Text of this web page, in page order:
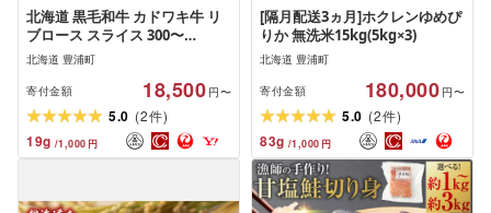
北海道 黒毛和牛 カドワキ牛 リ
ブロース スライス 300〜
350g[冷蔵]
北海道 豊浦町
寄付金額 18,500 円〜
5.0 (2件)
19g /1,000 円
[隔月配送3ヵ月]ホクレンゆめぴ
りか 無洗米15kg(5kg×3)
北海道 豊浦町
寄付金額 180,000 円〜
5.0 (2件)
83g /1,000 円